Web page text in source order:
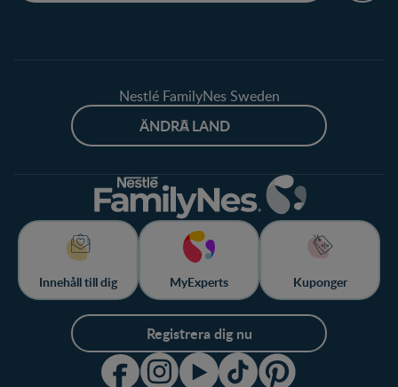
Nestlé FamilyNes Sweden
ÄNDRA LAND
Innehåll till dig MyExperts Kuponger
Registrera dig nu